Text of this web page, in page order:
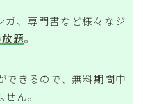
ガ、専門書など様々なジ
題。
できるので、無料期間中
ん。